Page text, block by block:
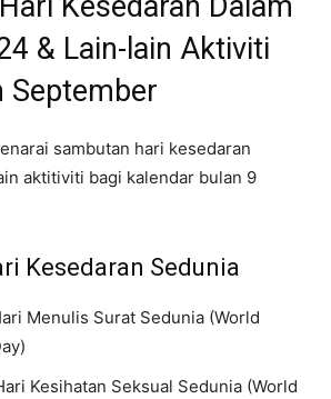
Kesedaran Dalam
& Lain-lain Aktiviti
September
sambutan hari kesedaran
aktitiviti bagi kalendar bulan 9
Kesedaran Sedunia
Menulis Surat Sedunia (World
Kesihatan Seksual Sedunia (World